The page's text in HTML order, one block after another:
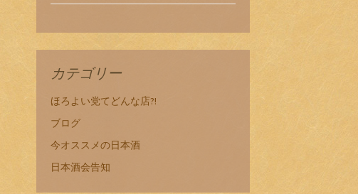
カテゴリー
ほろよい党てどんな店?!
ブログ
今オススメの日本酒
日本酒会告知